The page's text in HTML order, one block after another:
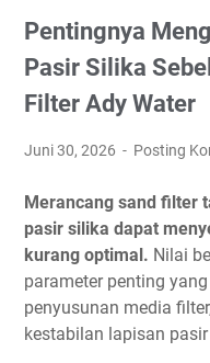
Pentingnya
Pasir Silika
Filter Ady Water
Juni 30, 2026 Posting
Merancang sand filter
pasir silika dapat
kurang optimal. Nilai
parameter penting
penyusunan media
kestabilan lapisan